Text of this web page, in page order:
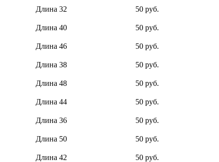
Длина 32
50 руб.
Длина 40 50 руб.
Длина 46 50 руб.
Длина 38 50 руб.
Длина 48 50 руб.
Длина 44 50 руб.
Длина 36 50 руб.
Длина 50 50 руб.
Длина 42 50 руб.